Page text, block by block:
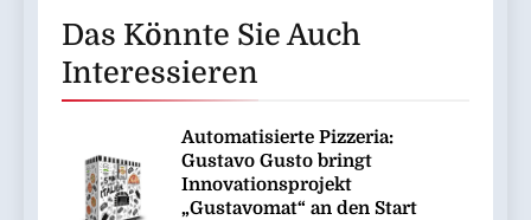
Das Könnte Sie Auch
Interessieren
Automatisierte Pizzeria:
Gustavo Gusto bringt
Innovationsprojekt
„Gustavomat“ an den Start